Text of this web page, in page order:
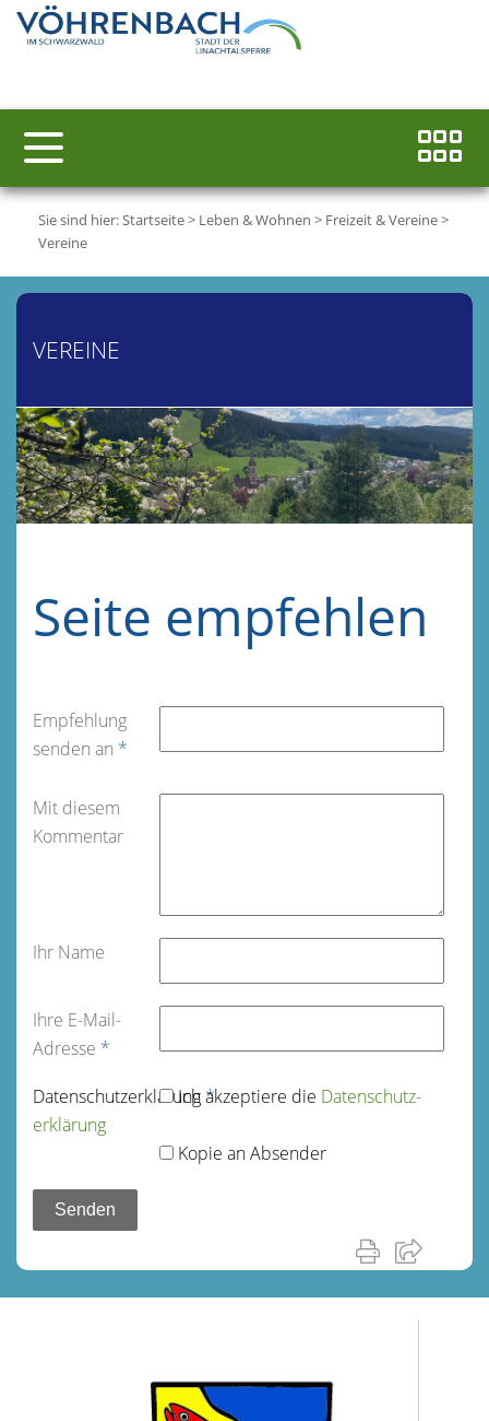
Sie sind hier:Startseite> Leben & Wohnen > Freizeit & Vereine>
Vereine
VEREINE
Seite empfehlen
Empfehlung
senden an *
Mit diesem
Kommentar
Ihr Name
Ihre E-Mail-
Adresse *
Datenschutz­erklärung*
Ich akzeptiere die Datenschutz­
erklärung
Kopie an Absender